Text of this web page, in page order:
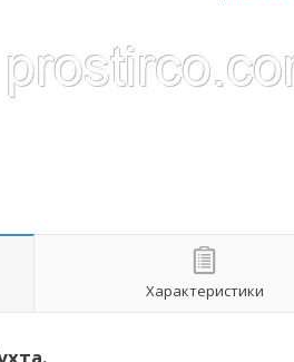
Характеристики